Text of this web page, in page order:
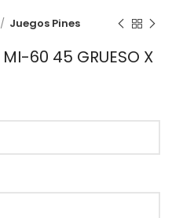
Juegos Pines
60 45 GRUESO X